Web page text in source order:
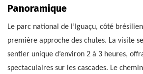
Panoramique
Le parc national de l’Iguaçu, côté
première approche des chutes. La visite
sentier unique d’environ 2 à 3 heures,
spectaculaires sur les cascades. Le